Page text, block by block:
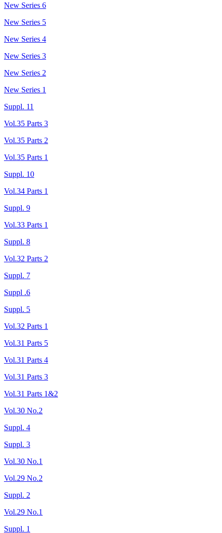
New Series 6
New Series 5
New Series 4
New Series 3
New Series 2
New Series 1
Suppl. 11
Vol.35 Parts 3
Vol.35 Parts 2
Vol.35 Parts 1
Suppl. 10
Vol.34 Parts 1
Suppl. 9
Vol.33 Parts 1
Suppl. 8
Vol.32 Parts 2
Suppl. 7
Suppl .6
Suppl. 5
Vol.32 Parts 1
Vol.31 Parts 5
Vol.31 Parts 4
Vol.31 Parts 3
Vol.31 Parts 1&2
Vol.30 No.2
Suppl. 4
Suppl. 3
Vol.30 No.1
Vol.29 No.2
Suppl. 2
Vol.29 No.1
Suppl. 1